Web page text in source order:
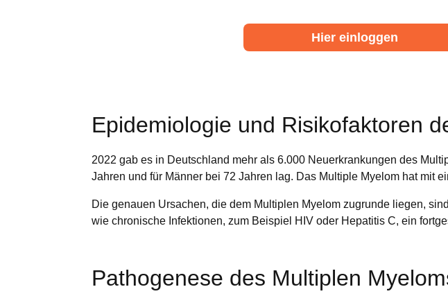
Hier einloggen
Epidemiologie und Risikofaktoren
2022 gab es in Deutschland mehr als 6.000 Neuerkrankungen des
Jahren und für Männer bei 72 Jahren lag. Das Multiple Myelom hat mit
Die genauen Ursachen, die dem Multiplen Myelom zugrunde liegen,
wie chronische Infektionen, zum Beispiel HIV oder Hepatitis C, ein
Pathogenese des Multiplen